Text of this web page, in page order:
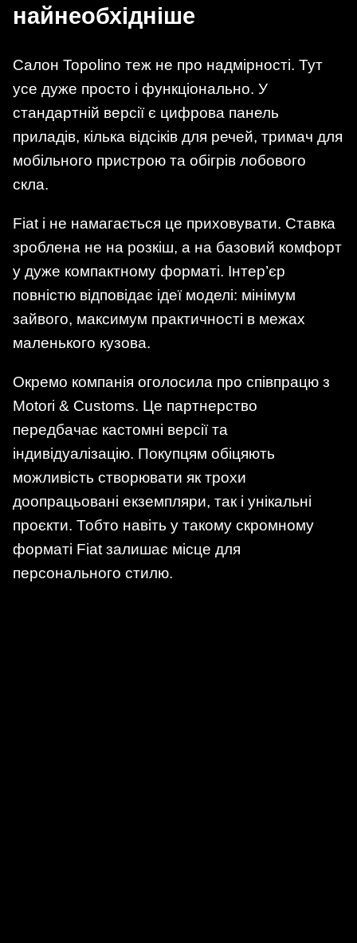
найнеобхідніше
Салон Topolino теж не про надмірності. Тут
усе дуже просто і функціонально. У
стандартній версії є цифрова панель
приладів, кілька відсіків для речей, тримач для
мобільного пристрою та обігрів лобового
скла.
Fiat і не намагається це приховувати. Ставка
зроблена не на розкіш, а на базовий комфорт
у дуже компактному форматі. Інтер’єр
повністю відповідає ідеї моделі: мінімум
зайвого, максимум практичності в межах
маленького кузова.
Окремо компанія оголосила про співпрацю з
Motori & Customs. Це партнерство
передбачає кастомні версії та
індивідуалізацію. Покупцям обіцяють
можливість створювати як трохи
доопрацьовані екземпляри, так і унікальні
проєкти. Тобто навіть у такому скромному
форматі Fiat залишає місце для
персонального стилю.